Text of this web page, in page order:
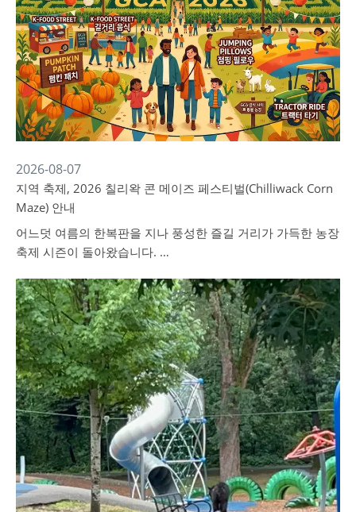
2026-08-07
지역 축제, 2026 칠리왁 콘 메이즈 페스티벌(Chilliwack Corn
Maze) 안내
어느덧 여름의 한복판을 지나 풍성한 즐길 거리가 가득한 농장
축제 시즌이 돌아왔습니다. …